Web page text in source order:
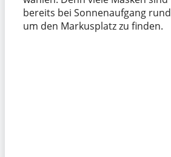
bereits bei Sonnenaufgang rund
um den Markusplatz zu finden.